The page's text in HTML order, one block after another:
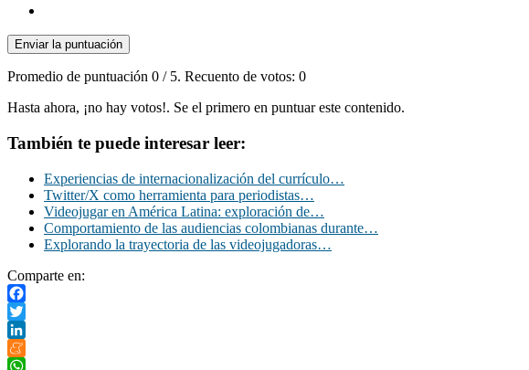
Enviar la puntuación
Promedio de puntuación 0 / 5. Recuento de votos: 0
Hasta ahora, ¡no hay votos!. Se el primero en puntuar este contenido.
También te puede interesar leer:
Experiencias de internacionalización del currículo…
Twitter/X como herramienta para periodistas…
Videojugar en América Latina: exploración de…
Comportamiento de las audiencias colombianas durante…
Explorando la trayectoria de las videojugadoras…
Comparte en:
Facebook
Twitter
LinkedIn
Meneame